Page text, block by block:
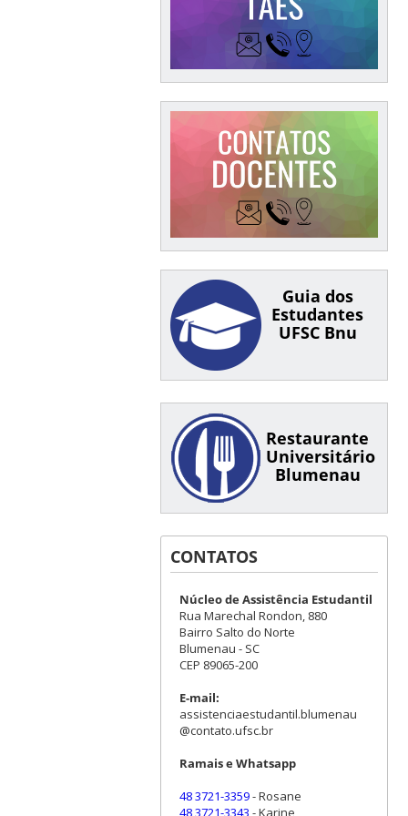
Guia dos
Estudantes
UFSC Bnu
Restaurante
Universitário
Blumenau
CONTATOS
Núcleo de Assistência Estudantil
Rua Marechal Rondon, 880
Bairro Salto do Norte
Blumenau - SC
CEP 89065-200
E-mail:
assistenciaestudantil.blumenau
@contato.ufsc.br
Ramais e Whatsapp
48 3721-3359- Rosane
48 3721-3343 - Karine